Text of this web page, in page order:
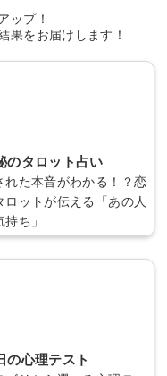
診断
のタロット占い